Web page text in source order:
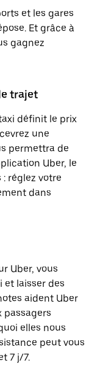
et les gares
Et grâce à
gagnez
trajet
définit le prix
une
permettra de
Uber, le
réglez votre
dans
Uber, vous
et laisser des
aident Uber
passagers
elles nous
peut vous
7 j/7.